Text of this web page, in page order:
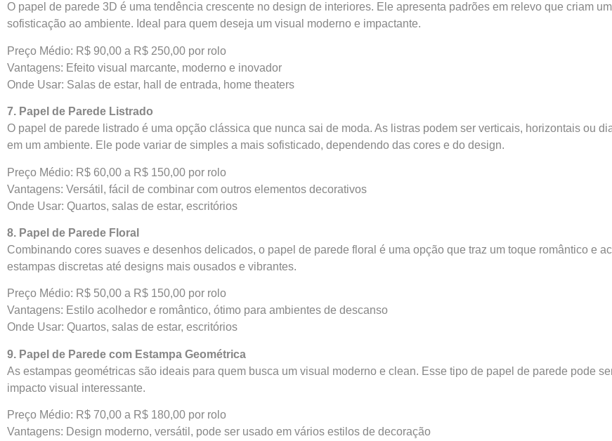
O papel de parede 3D é uma tendência crescente no design de interiores. Ele apresenta padrões em relevo que criam
sofisticação ao ambiente. Ideal para quem deseja um visual moderno e impactante.
Preço Médio: R$ 90,00 a R$ 250,00 por rolo
Vantagens: Efeito visual marcante, moderno e inovador
Onde Usar: Salas de estar, hall de entrada, home theaters
7. Papel de Parede Listrado
O papel de parede listrado é uma opção clássica que nunca sai de moda. As listras podem ser verticais, horizontais ou
em um ambiente. Ele pode variar de simples a mais sofisticado, dependendo das cores e do design.
Preço Médio: R$ 60,00 a R$ 150,00 por rolo
Vantagens: Versátil, fácil de combinar com outros elementos decorativos
Onde Usar: Quartos, salas de estar, escritórios
8. Papel de Parede Floral
Combinando cores suaves e desenhos delicados, o papel de parede floral é uma opção que traz um toque romântico e
estampas discretas até designs mais ousados e vibrantes.
Preço Médio: R$ 50,00 a R$ 150,00 por rolo
Vantagens: Estilo acolhedor e romântico, ótimo para ambientes de descanso
Onde Usar: Quartos, salas de estar, escritórios
9. Papel de Parede com Estampa Geométrica
As estampas geométricas são ideais para quem busca um visual moderno e clean. Esse tipo de papel de parede pode
impacto visual interessante.
Preço Médio: R$ 70,00 a R$ 180,00 por rolo
Vantagens: Design moderno, versátil, pode ser usado em vários estilos de decoração